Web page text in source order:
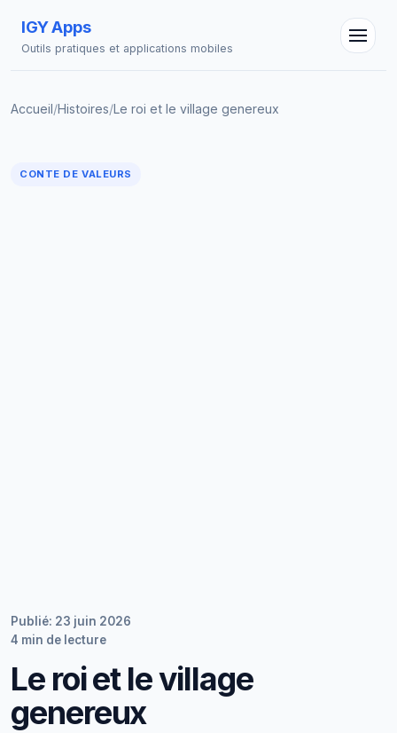
IGY Apps
Outils pratiques et applications mobiles
Accueil/Histoires/Le roi et le village genereux
CONTE DE VALEURS
Publié: 23 juin 2026
4 min de lecture
Le roi et le village
genereux